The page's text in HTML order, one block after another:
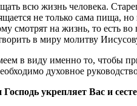
всю жизнь человека.
не только сама пища,
смотрят на жизнь, то есть
в миру молитву
в виду именно то, чтобы
духовное
укрепляет Вас и